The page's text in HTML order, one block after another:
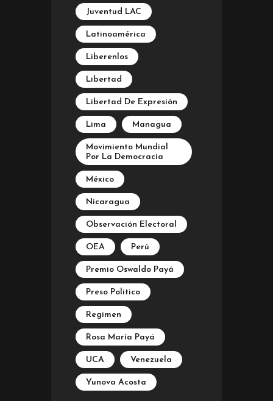
Juventud LAC
Latinoamérica
Liberenlos
Libertad
Libertad De Expresión
Lima Managua
Movimiento Mundial
Por La Democracia
México
Nicaragua
Observación Electoral
OEA Perú
Premio Oswaldo Payá
Preso Politico
Regimen
Rosa María Payá
UCA Venezuela
Yunova Acosta